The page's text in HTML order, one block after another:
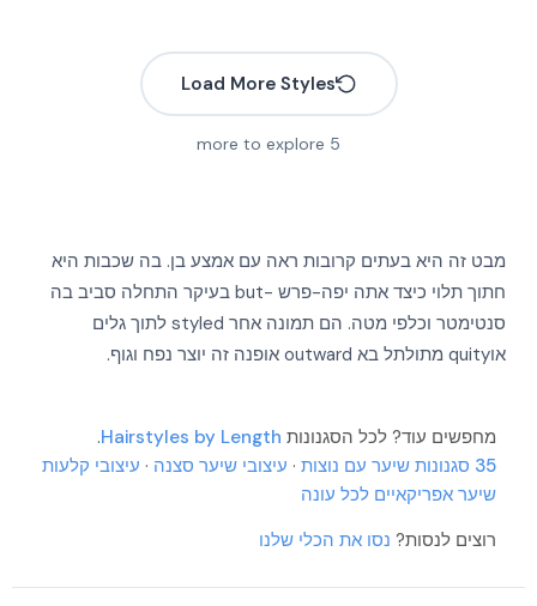
More
More
More
Load More Styles
5
מבט זה היא בעתים קרובות ראה עם אמצע בן. בה שכבות היא
חתוך תלוי כיצד אתה יפה-פרש -but בעיקר התחלה סביב בה
סנטימטר וכלפי מטה. הם תמונה אחר styled לתוך גלים
אוquity מתולתל בא outward אופנה זה יוצר נפח וגוף.
מחפשים עוד? לכל הסגנונות Hairstyles by Length
.
35 סגנונות שיער עם נוצות
· עיצובי שיער סצנה · עיצובי קלעות
שיער אפריקאיים לכל עונה
רוצים לנסות? נסו את הכלי שלנו